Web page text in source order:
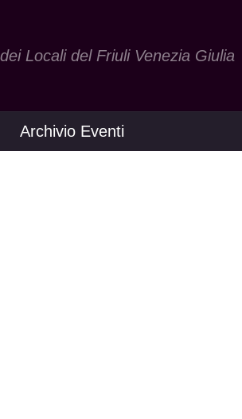
Locali del Friuli Venezia Giulia
Archivio Eventi